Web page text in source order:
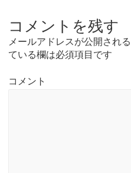
p
o
s
p
o
t
コメントを残す
メールアドレスが公開され
ている欄は必須項目です
コメント